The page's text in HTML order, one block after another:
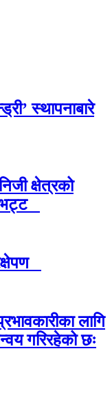
स्थापनाबारे
क्षेत्रको
भट्ट
लागि
गरिरहेको छः